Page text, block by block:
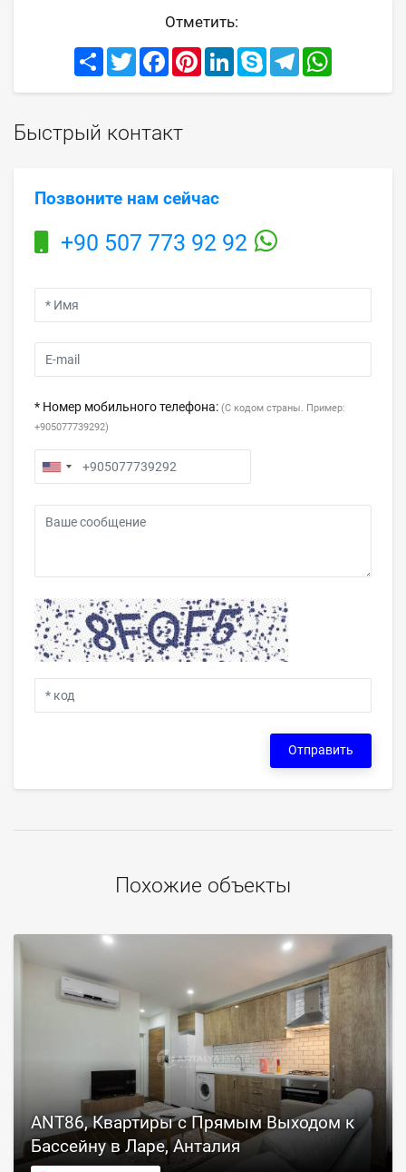
Отметить:
Share TwitterFacebookPinterestLinkedInSkype Telegram
Быстрый контакт
Позвоните нам сейчас
+90 507 773 92 92
* Номер мобильного телефона: (С кодом страны. Пример:
+905077739292)
Отправить
Похожие объекты
ANT86, Квартиры с Прямым Выходом к
Бассейну в Ларе, Анталия